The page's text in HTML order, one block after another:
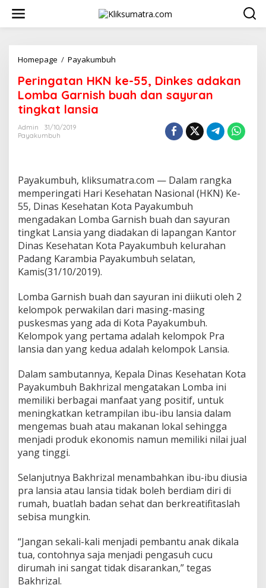
w
Homepage / Payakumbuh
r
i
n
K
k
e
-
5
5
D
k
e
s
a
d
a
a
n
L
o
m
b
G
n
i
h
a
h
a
Peringatan HKN ke-55, Dinkes adakan
Lomba Garnish buah dan sayuran
tingkat lansia
Admin
31/10/2019
Payakumbuh
Payakumbuh, kliksumatra.com — Dalam rangka
memperingati Hari Kesehatan Nasional (HKN) Ke-
55, Dinas Kesehatan Kota Payakumbuh
mengadakan Lomba Garnish buah dan sayuran
tingkat Lansia yang diadakan di lapangan Kantor
Dinas Kesehatan Kota Payakumbuh kelurahan
Padang Karambia Payakumbuh selatan,
Kamis(31/10/2019).
Lomba Garnish buah dan sayuran ini diikuti oleh 2
kelompok perwakilan dari masing-masing
puskesmas yang ada di Kota Payakumbuh.
Kelompok yang pertama adalah kelompok Pra
lansia dan yang kedua adalah kelompok Lansia.
Dalam sambutannya, Kepala Dinas Kesehatan Kota
Payakumbuh Bakhrizal mengatakan Lomba ini
memiliki berbagai manfaat yang positif, untuk
meningkatkan ketrampilan ibu-ibu lansia dalam
mengemas buah atau makanan lokal sehingga
menjadi produk ekonomis namun memiliki nilai jual
yang tinggi.
Selanjutnya Bakhrizal menambahkan ibu-ibu diusia
pra lansia atau lansia tidak boleh berdiam diri di
rumah, buatlah badan sehat dan berkreatifitaslah
sebisa mungkin.
“Jangan sekali-kali menjadi pembantu anak dikala
tua, contohnya saja menjadi pengasuh cucu
dirumah ini sangat tidak disarankan,” tegas
Bakhrizal.